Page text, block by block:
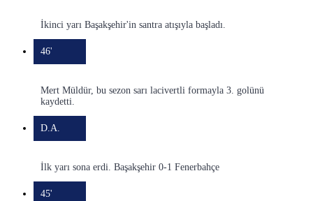
İkinci yarı Başakşehir'in santra atışıyla başladı.
46'
Mert Müldür, bu sezon sarı lacivertli formayla 3. golünü
kaydetti.
D.A.
İlk yarı sona erdi. Başakşehir 0-1 Fenerbahçe
45'